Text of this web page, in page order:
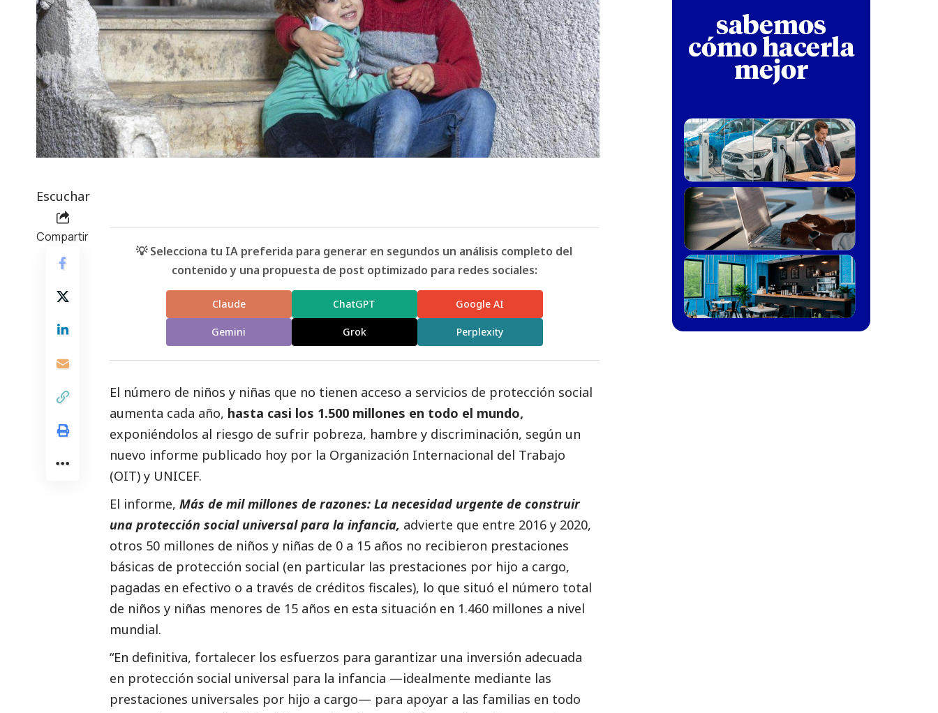
Escuchar
Compartir
💡 Selecciona tu IA preferida para generar en segundos un análisis completo del
contenido y una propuesta de post optimizado para redes sociales:
Claude ChatGPT Google AI
Gemini Grok Perplexity
El número de niños y niñas que no tienen acceso a servicios de protección social
aumenta cada año, hasta casi los 1.500 millones en todo el mundo,
exponiéndolos al riesgo de sufrir pobreza, hambre y discriminación, según un
nuevo informe publicado hoy por la Organización Internacional del Trabajo
(OIT) y UNICEF.
El informe, Más de mil millones de razones: La necesidad urgente de construir
una protección socialuniversal para la infancia, advierte que entre 2016 y 2020,
otros 50 millones de niños y niñas de 0 a 15 años no recibieron prestaciones
básicas de protección social (en particular las prestaciones por hijo a cargo,
pagadas en efectivo o a través de créditos fiscales), lo que situó el número total
de niños y niñas menores de 15 años en esta situación en 1.460 millones a nivel
mundial.
“En definitiva, fortalecer los esfuerzos para garantizar una inversión adecuada
en protección social universal para la infancia —idealmente mediante las
prestaciones universales por hijo a cargo— para apoyar a las familias en todo